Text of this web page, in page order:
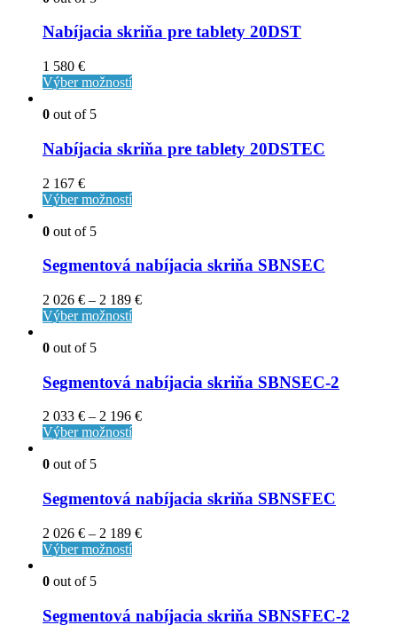
Nabíjacia skriňa pre tablety 20DST
1 580 €
Výber možností
0 out of 5
Nabíjacia skriňa pre tablety 20DSTEC
2 167 €
Výber možností
0 out of 5
Segmentová nabíjacia skriňa SBNSEC
2 026 € – 2 189 €
Výber možností
0 out of 5
Segmentová nabíjacia skriňa SBNSEC-2
2 033 € – 2 196 €
Výber možností
0 out of 5
Segmentová nabíjacia skriňa SBNSFEC
2 026 € – 2 189 €
Výber možností
0 out of 5
Segmentová nabíjacia skriňa SBNSFEC-2